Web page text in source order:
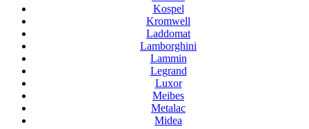
Kospel
Kromwell
Laddomat
Lamborghini
Lammin
Legrand
Luxor
Meibes
Metalac
Midea